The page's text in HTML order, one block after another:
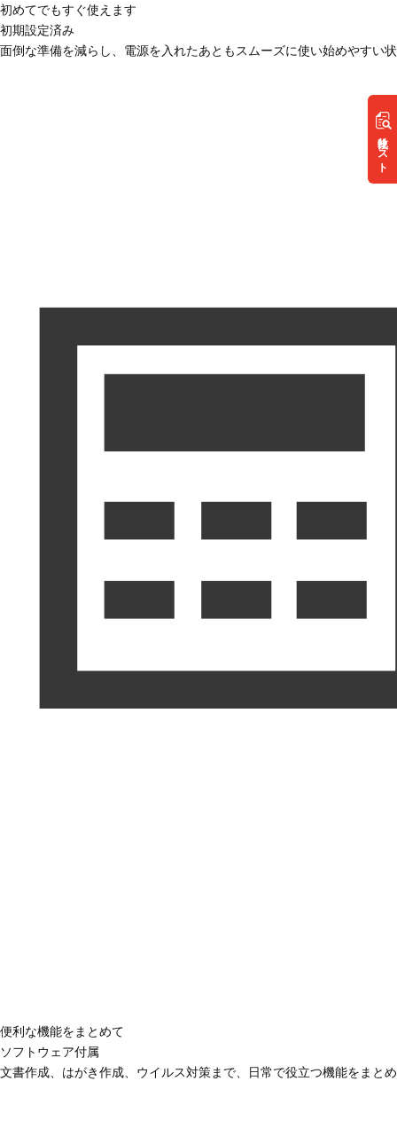
リスト
初めてでもすぐ使えます
初期設定済み
面倒な準備を減らし、電源を入れたあともスムーズに使い始めやすい
便利な機能をまとめて
ソフトウェア付属
文書作成、はがき作成、ウイルス対策まで、日常で役立つ機能をまと